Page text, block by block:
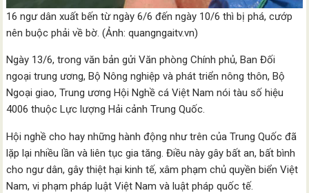
16 ngư dân xuất bến từ ngày 6/6 đến ngày 10/6 thì bị phá, cướp
nên buộc phải về bờ. (Ảnh: quangngaitv.vn)
Ngày 13/6, trong văn bản gửi Văn phòng Chính phủ, Ban Đối
ngoại trung ương, Bộ Nông nghiệp và phát triển nông thôn, Bộ
Ngoại giao, Trung ương Hội Nghề cá Việt Nam nói tàu số hiệu
4006 thuộc Lực lượng Hải cảnh Trung Quốc.
Hội nghề cho hay những hành động như trên của Trung Quốc đã
lặp lại nhiều lần và liên tục gia tăng. Điều này gây bất an, bất bình
cho ngư dân, gây thiệt hại kinh tế, xâm phạm chủ quyền biển Việt
Nam, vi phạm pháp luật Việt Nam và luật pháp quốc tế.